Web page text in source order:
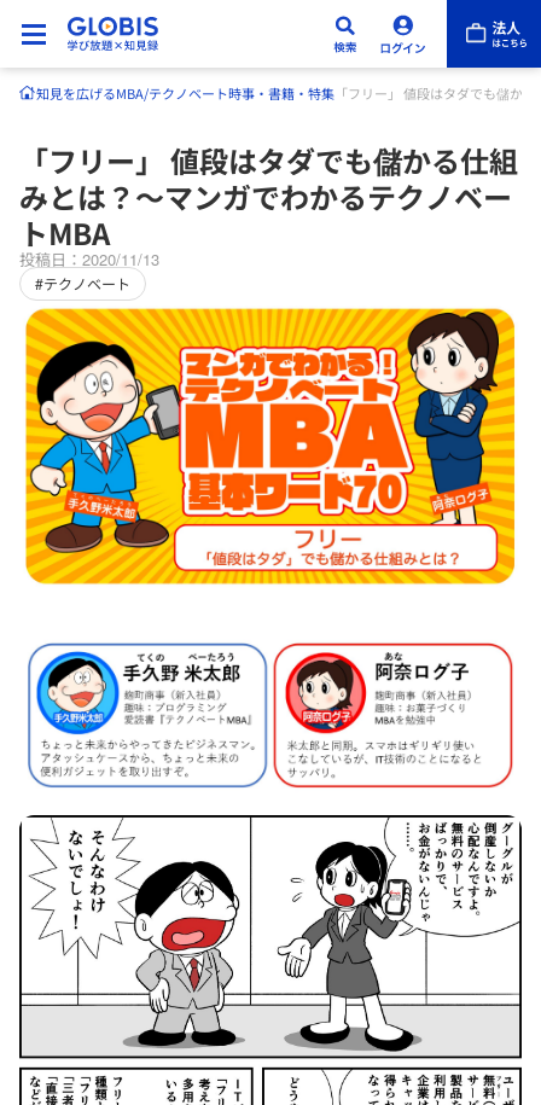
知見を広げるMBA/テクノベート時事・書籍・特集 「フリー」 値段はタダでも儲か
「フリー」 値段はタダでも儲かる仕組
みとは？〜マンガでわかるテクノベー
トMBA
投稿日：2020/11/13
#テクノベート